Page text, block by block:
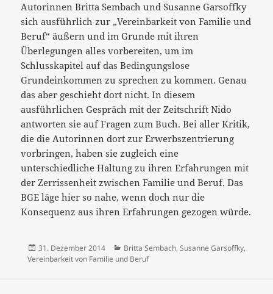
Autorinnen Britta Sembach und Susanne Garsoffky
sich ausführlich zur „Vereinbarkeit von Familie und
Beruf“ äußern und im Grunde mit ihren
Überlegungen alles vorbereiten, um im
Schlusskapitel auf das Bedingungslose
Grundeinkommen zu sprechen zu kommen. Genau
das aber geschieht dort nicht. In diesem
ausführlichen Gespräch mit der Zeitschrift Nido
antworten sie auf Fragen zum Buch. Bei aller Kritik,
die die Autorinnen dort zur Erwerbszentrierung
vorbringen, haben sie zugleich eine
unterschiedliche Haltung zu ihren Erfahrungen mit
der Zerrissenheit zwischen Familie und Beruf. Das
BGE läge hier so nahe, wenn doch nur die
Konsequenz aus ihren Erfahrungen gezogen würde.
Veröffentlicht
am
31. Dezember 2014 Kategorien
Britta Sembach, Susanne Garsoffky,
Vereinbarkeit von Familie und Beruf